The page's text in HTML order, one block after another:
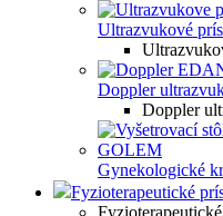
Ultrazvukové
Doppler
Doppler
Gynekologické
Fyzioterapeutické